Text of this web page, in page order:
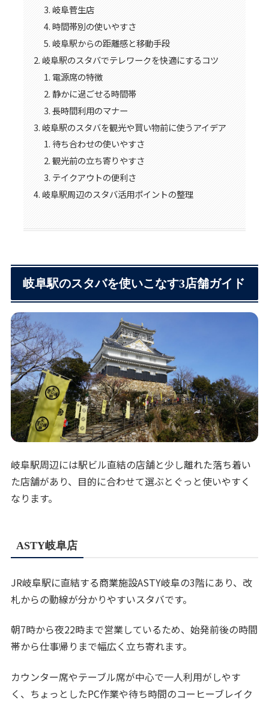
岐阜菅生店
時間帯別の使いやすさ
岐阜駅からの距離感と移動手段
岐阜駅のスタバでテレワークを快適にするコツ
電源席の特徴
静かに過ごせる時間帯
長時間利用のマナー
岐阜駅のスタバを観光や買い物前に使うアイデア
待ち合わせの使いやすさ
観光前の立ち寄りやすさ
テイクアウトの便利さ
岐阜駅周辺のスタバ活用ポイントの整理
岐阜駅のスタバを使いこなす3店舗ガイド
岐阜駅周辺には駅ビル直結の店舗と少し離れた落ち着い
た店舗があり、目的に合わせて選ぶとぐっと使いやすく
なります。
ASTY岐阜店
JR岐阜駅に直結する商業施設ASTY岐阜の3階にあり、改
札からの動線が分かりやすいスタバです。
朝7時から夜22時まで営業しているため、始発前後の時間
帯から仕事帰りまで幅広く立ち寄れます。
カウンター席やテーブル席が中心で一人利用がしやす
く、ちょっとしたPC作業や待ち時間のコーヒーブレイク